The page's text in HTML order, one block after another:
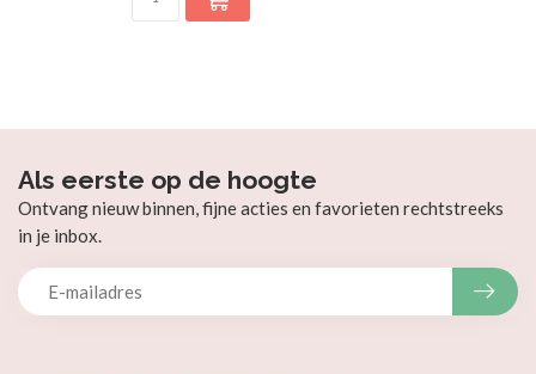
Als eerste op de hoogte
Ontvang nieuw binnen, fijne acties en favorieten rechtstreeks
in je inbox.